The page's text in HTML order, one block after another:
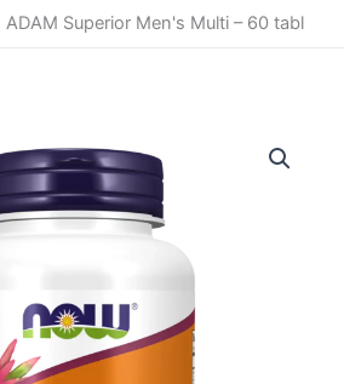
ADAM Superior Men's Multi – 60 tabl